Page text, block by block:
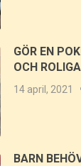
GÖR EN
OCH
14 april, 2021
BARN